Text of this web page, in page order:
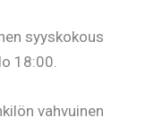
syyskokous
18:00.
vahvuinen